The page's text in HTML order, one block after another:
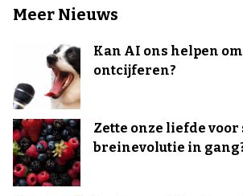
Meer Nieuws
Kan AI ons helpen
ontcijferen?
Zette onze liefde voor
breinevolutie in